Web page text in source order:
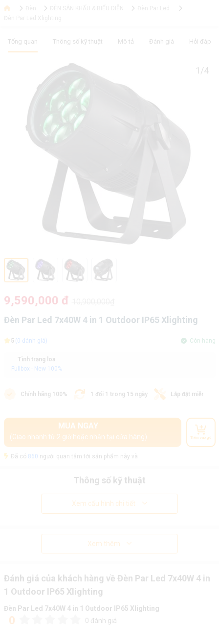
Tổng quan Thông số kỹ thuật Mô tả Đánh giá Hỏi đáp
1/4
9,590,000 đ
Đèn Par Led 7x40W 4 in 1 Outdoor IP65 Xlighting
5 (0 đánh giá) Còn hàng
Tình trạng loa
Fullbox - New 100%
Chính hãng 100% 1 đổi 1 trong 15 ngày Lắp đặt miễn phí
MUA NGAY
(Giao nhanh từ 2 giờ hoặc nhận tại cửa hàng) Thêm vào giỏ
Đã có 860 người quan tâm tới sản phẩm này và
Thông số kỹ thuật
Xem cấu hình chi tiết
Xem thêm
Đánh giá của khách hàng về Đèn Par Led 7x40W 4 in
1 Outdoor IP65 Xlighting
Đèn Par Led 7x40W 4 in 1 Outdoor IP65 Xlighting
0 0 đánh giá